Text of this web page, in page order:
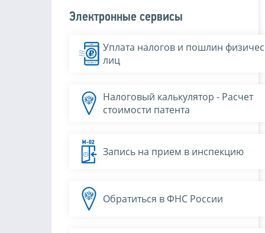
Электронные сервисы
Уплата налогов и пошлин
лиц
Налоговый калькулятор - Расчет
стоимости патента
Запись на прием в инспекцию
Обратиться в ФНС России